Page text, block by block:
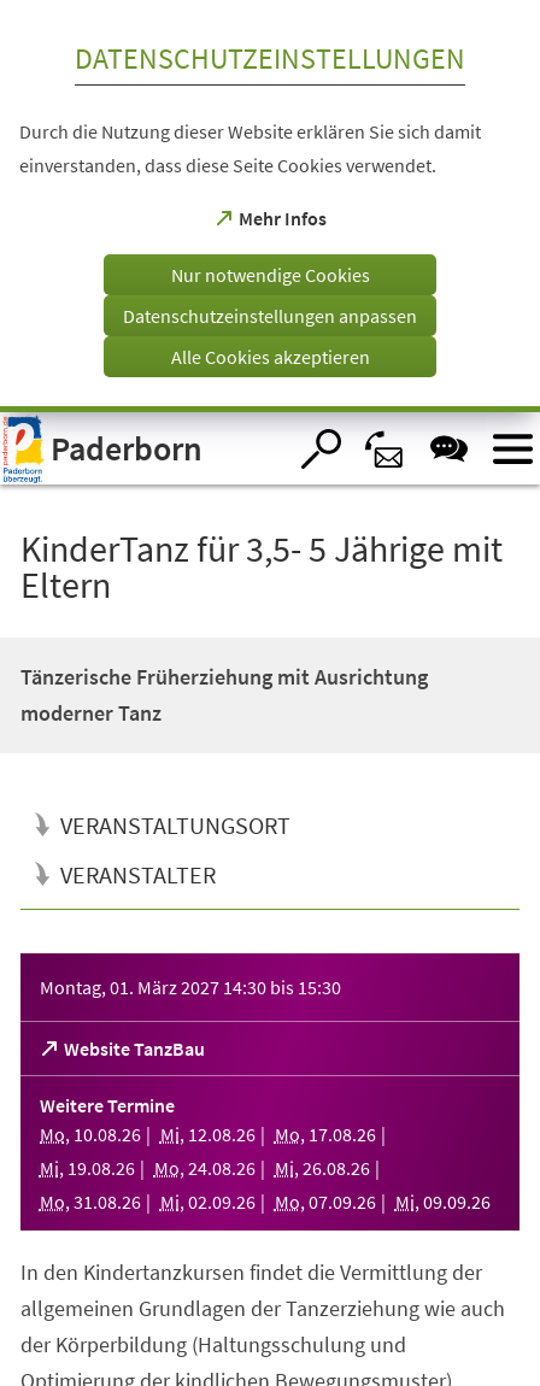
Visuelle
Assistenzsoftware
öffnen.
DATENSCHUTZEINSTELLUNGEN
Durch die Nutzung dieser Website erklären Sie sich damit
einverstanden, dass diese Seite Cookies verwendet.
Mehr Infos
(Öffnet
einem
Tab)
Nur notwendige Cookies
Datenschutzeinstellungen anpassen
Alle Cookies akzeptieren
Paderborn
KinderTanz für 3,5- 5 Jährige mit
Eltern
Tänzerische Früherziehung mit Ausrichtung
moderner Tanz
VERANSTALTUNGSORT
VERANSTALTER
Montag, 01. März 2027 14:30 bis 15:30
Website TanzBau
(Öffnet
in
einem
neuen
Tab)
Weitere Termine
Mo, 10.08.26 Mi, 12.08.26 Mo, 17.08.26
Mi, 19.08.26 Mo, 24.08.26 Mi, 26.08.26
Mo, 31 .08.26 Mi, 02.09.26 Mo, 07.09.26 Mi, 09.09.26
In den Kindertanzkursen findet die Vermittlung der
allgemeinen Grundlagen der Tanzerziehung wie auch
der Körperbildung (Haltungsschulung und
Optimierung der kindlichen Bewegungsmuster).